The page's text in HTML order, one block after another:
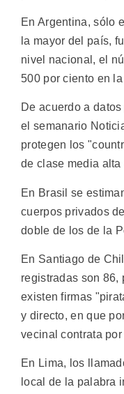
En Argentina, sólo
la mayor del país,
nivel nacional, el
500 por ciento en
De acuerdo a
el semanario
protegen los
de clase media
En Brasil se
cuerpos privados
doble de los de la
En Santiago de
registradas son 86,
existen firmas
y directo, en que
vecinal contrata
En Lima, los
local de la palabra